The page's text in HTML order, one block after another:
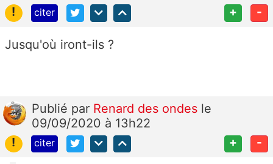
!
citer + -
Jusqu'où iront-ils ?
Publié par Renard des ondes le
09/09/2020 à 13h22
!
citer + -